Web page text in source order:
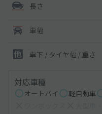
長さ
車幅
車下 / タイヤ幅 / 重さ
対応車種
オートバイ 軽自動車